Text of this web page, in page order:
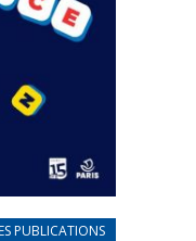
PUBLICATIONS